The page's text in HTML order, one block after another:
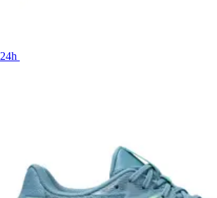
24h